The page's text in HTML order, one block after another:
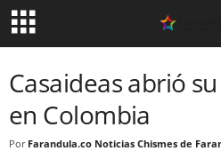
Casaideas abrió
en Colombia
Por Farandula.co Noticias Chismes de